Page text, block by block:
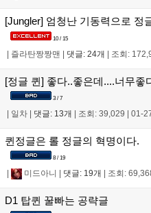
[Jungler] 엄청난 기동력으로 정
10 / 15
| 즐라탄짱짱맨 | 댓글: 24개 | 조회:
[정글 퀸] 좋다..좋은데....너무좋
3 / 7
일차 댓글: 13개 조회: 39,029 01-
퀸정글은 롤 정글의 혁명이다.
8 / 19
미드아니 댓글: 19개 조회:
D1 탑퀸 꿀빠는 공략글